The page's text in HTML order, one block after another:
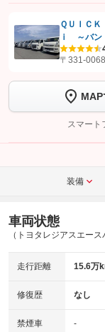
【STEP1】認証画面で
します
【STEP2】 トーク画面で
完了してく
ＱＵＩＣ
ｉ ～バン
〒331-
スマート
装備
車両状態
（トヨタレジアスエー
走行距離 15.6万
修復歴 なし
禁煙車 -